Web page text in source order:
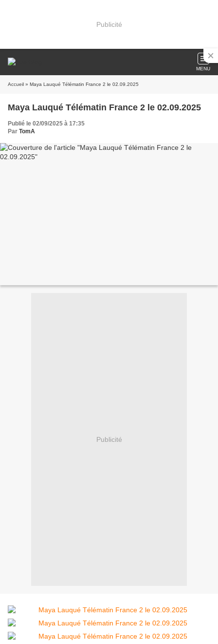
Publicité
MENU
Accueil » Maya Lauqué Télématin France 2 le 02.09.2025
Maya Lauqué Télématin France 2 le 02.09.2025
Publié le 02/09/2025 à 17:35
Par TomA
Publicité